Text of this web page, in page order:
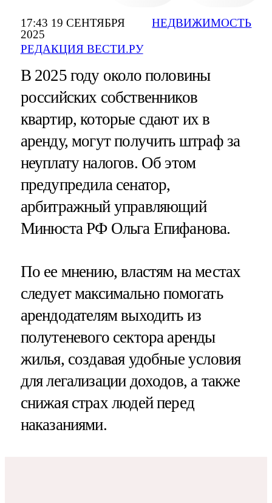
17:43 19 СЕНТЯБРЯ
2025
РЕДАКЦИЯ ВЕСТИ.РУ
НЕДВИЖИМОСТЬ
В 2025 году около половины
российских собственников
квартир, которые сдают их в
аренду, могут получить штраф за
неуплату налогов. Об этом
предупредила cенатор,
арбитражный управляющий
Минюста РФ Ольга Епифанова.
По ее мнению, властям на местах
следует максимально помогать
арендодателям выходить из
полутеневого сектора аренды
жилья, создавая удобные условия
для легализации доходов, а также
снижая страх людей перед
наказаниями.